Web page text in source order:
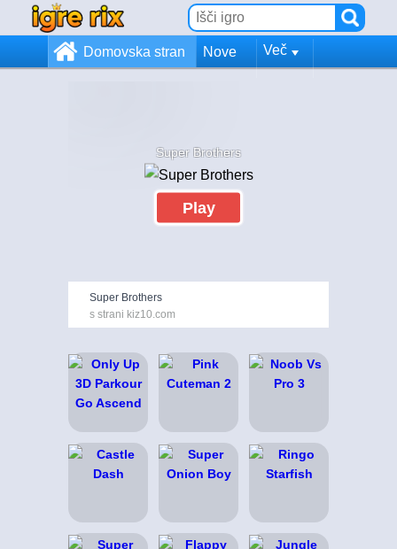
Domovska stran Nove Več
Super Brothers
Play
Super Brothers
s strani kiz10.com